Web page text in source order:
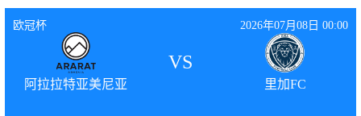
欧冠杯 2026年07月08日 00:00
阿拉拉特亚美尼亚
VS
里加FC